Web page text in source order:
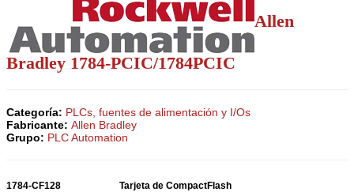
Allen
Bradley 1784-PCIC/1784PCIC
Categoría: PLCs, fuentes de alimentación y I/Os
Fabricante: Allen Bradley
Grupo: PLC Automation
1784-CF128
Tarjeta de CompactFlash